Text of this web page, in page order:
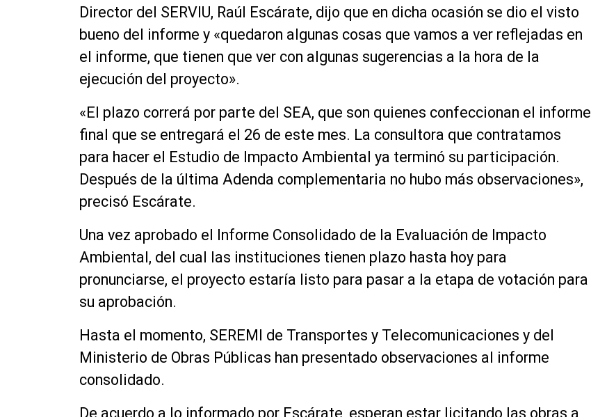
Director del SERVIU, Raúl Escárate, dijo que en dicha ocasión se dio el visto
bueno del informe y «quedaron algunas cosas que vamos a ver reflejadas en
el informe, que tienen que ver con algunas sugerencias a la hora de la
ejecución del proyecto».
«El plazo correrá por parte del SEA, que son quienes confeccionan el informe
final que se entregará el 26 de este mes. La consultora que contratamos
para hacer el Estudio de Impacto Ambiental ya terminó su participación.
Después de la última Adenda complementaria no hubo más observaciones»,
precisó Escárate.
Una vez aprobado el Informe Consolidado de la Evaluación de Impacto
Ambiental, del cual las instituciones tienen plazo hasta hoy para
pronunciarse, el proyecto estaría listo para pasar a la etapa de votación para
su aprobación.
Hasta el momento, SEREMI de Transportes y Telecomunicaciones y del
Ministerio de Obras Públicas han presentado observaciones al informe
consolidado.
De acuerdo a lo informado por Escárate, esperan estar licitando las obras a